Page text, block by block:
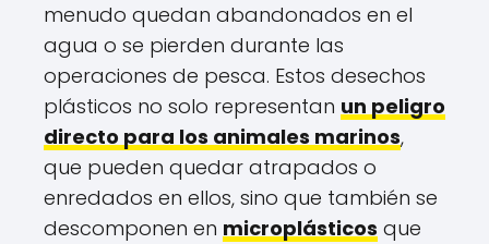
menudo quedan abandonados en el
agua o se pierden durante las
operaciones de pesca. Estos desechos
plásticos no solo representan un peligro
directo para los animales marinos,
que pueden quedar atrapados o
enredados en ellos, sino que también se
descomponen en microplásticos que